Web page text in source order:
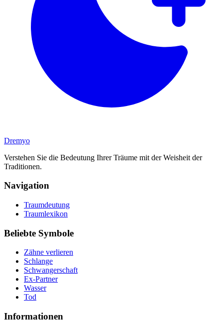
Dremyo
Verstehen Sie die Bedeutung Ihrer Träume mit der Weisheit der
Traditionen.
Navigation
Traumdeutung
Traumlexikon
Beliebte Symbole
Zähne verlieren
Schlange
Schwangerschaft
Ex-Partner
Wasser
Tod
Informationen